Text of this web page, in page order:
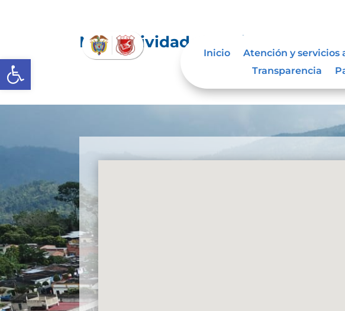
Abrir barra de herramientas Inicio
Atención y servicios
Transparencia
Normatividad especial que les